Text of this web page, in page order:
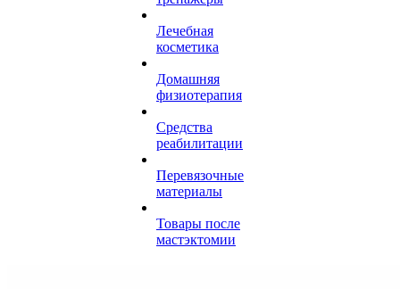
Лечебная
косметика
Домашняя
физиотерапия
Средства
реабилитации
Перевязочные
материалы
Товары после
мастэктомии